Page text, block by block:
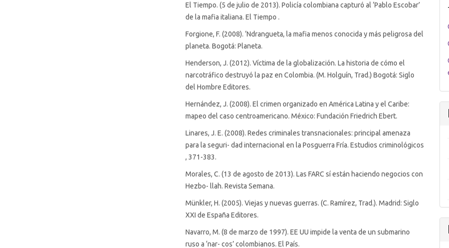
El Tiempo. (5 de julio de 2013). Policía colombiana capturó al ‘Pablo Escobar’
de la mafia italiana. El Tiempo .
Forgione, F. (2008). ‘Ndrangueta, la mafia menos conocida y más peligrosa del
planeta. Bogotá: Planeta.
Henderson, J. (2012). Víctima de la globalización. La historia de cómo el
narcotráfico destruyó la paz en Colombia. (M. Holguín, Trad.) Bogotá: Siglo
del Hombre Editores.
Hernández, J. (2008). El crimen organizado en América Latina y el Caribe:
mapeo del caso centroamericano. México: Fundación Friedrich Ebert.
Linares, J. E. (2008). Redes criminales transnacionales: principal amenaza
para la seguri- dad internacional en la Posguerra Fría. Estudios criminológicos
, 371-383.
Morales, C. (13 de agosto de 2013). Las FARC sí están haciendo negocios con
Hezbo- llah. Revista Semana.
Münkler, H. (2005). Viejas y nuevas guerras. (C. Ramírez, Trad.). Madrid: Siglo
XXI de España Editores.
Navarro, M. (8 de marzo de 1997). EE UU impide la venta de un submarino
ruso a ‘nar- cos’ colombianos. El País.